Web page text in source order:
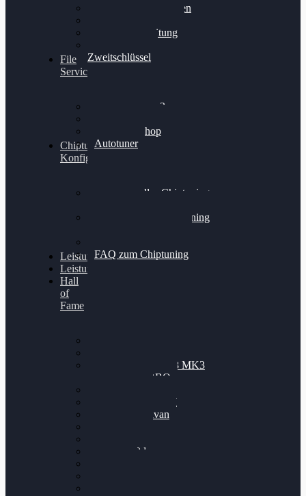
Bremsscheiben planen
Felgenaufbereitung
Zweitschlüssel
File
Service
Alientech Kess3
Alientech Shop
Autotuner
Chiptuning
Konfigurator
Professionelles Chiptuning
Professionelles Chiptuning
FAQ zum Chiptuning
Leistungsmessung
Leistungsprüfstand
Hall
of
Fame
Nissan GT-R35 3.8 MK3
V6 TWINTURBO
VW Passat 2.0TDI
VW T6 Multivan
BMW 120d